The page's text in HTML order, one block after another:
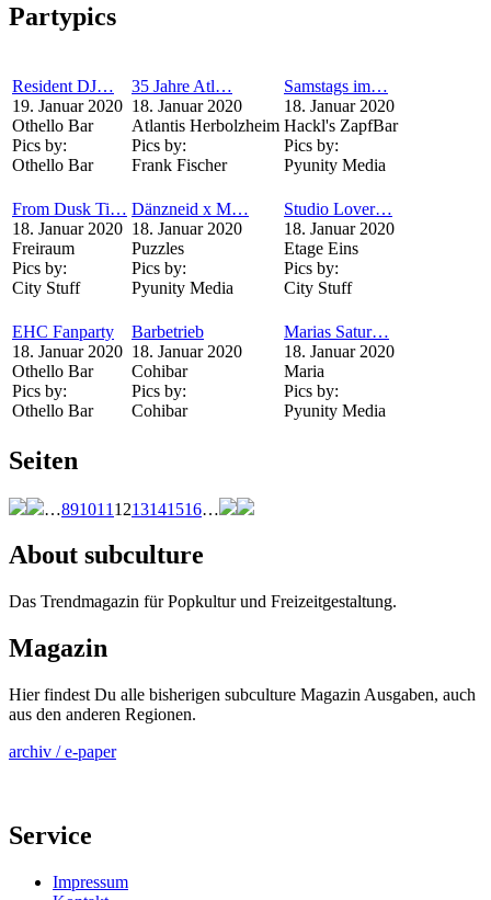
Partypics
Resident DJ…
19. Januar 2020
Othello Bar
Pics by:
Othello Bar
35 Jahre Atl…
18. Januar 2020
Atlantis Herbolzheim
Pics by:
Frank Fischer
Samstags im…
18. Januar 2020
Hackl's ZapfBar
Pics by:
Pyunity Media
From Dusk Ti…
18. Januar 2020
Freiraum
Pics by:
City Stuff
Dänzneid x M…
18. Januar 2020
Puzzles
Pics by:
Pyunity Media
Studio Lover…
18. Januar 2020
Etage Eins
Pics by:
City Stuff
EHC Fanparty
18. Januar 2020
Othello Bar
Pics by:
Othello Bar
Barbetrieb
18. Januar 2020
Cohibar
Pics by:
Cohibar
Marias Satur…
18. Januar 2020
Maria
Pics by:
Pyunity Media
Seiten
…891011 1213141516…
About subculture
Das Trendmagazin für Popkultur und Freizeitgestaltung.
Magazin
Hier findest Du alle bisherigen subculture Magazin Ausgaben, auch
aus den anderen Regionen.
archiv / e-paper
Service
Impressum